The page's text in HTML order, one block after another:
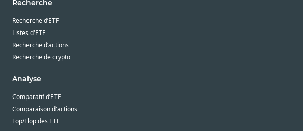
Recherche
Recherche d’ETF
Listes d'ETF
Recherche d’actions
Recherche de crypto
Analyse
Comparatif d’ETF
Comparaison d'actions
Top/Flop des ETF